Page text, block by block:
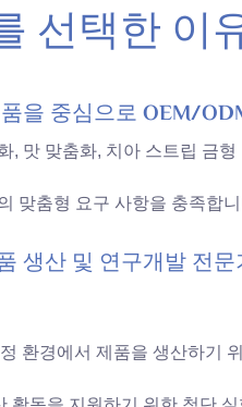
선택한 이
을 중심으로 OEM/
, 맛 맞춤화, 치아 스트립 금
맞춤형 요구 사항을 충족합
생산 및 연구개발 전문
환경에서 제품을 생산하기